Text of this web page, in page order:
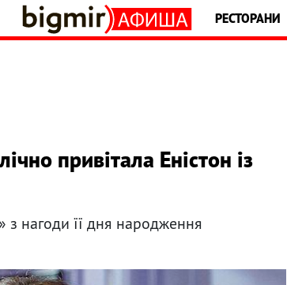
РЕСТОРАНИ
привітала Еністон із
з нагоди її дня народження